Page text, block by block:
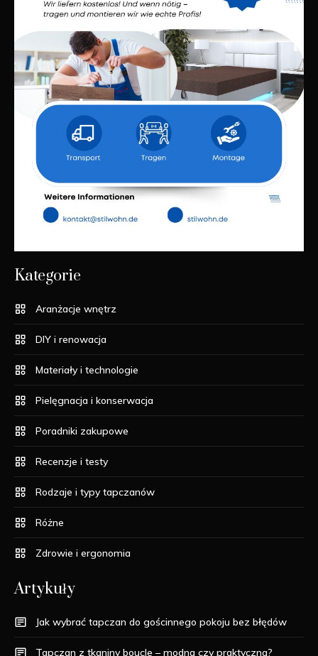
Kategorie
Aranżacje wnętrz
DIY i renowacja
Materiały i technologie
Pielęgnacja i konserwacja
Poradniki zakupowe
Recenzje i testy
Rodzaje i typy tapczanów
Różne
Zdrowie i ergonomia
Artykuły
Jak wybrać tapczan do gościnnego pokoju bez błędów
Tapczan z tkaniny boucle – modna czy praktyczna?